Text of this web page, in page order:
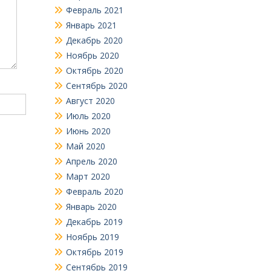
Февраль 2021
Январь 2021
Декабрь 2020
Ноябрь 2020
Октябрь 2020
Сентябрь 2020
Август 2020
Июль 2020
Июнь 2020
Май 2020
Апрель 2020
Март 2020
Февраль 2020
Январь 2020
Декабрь 2019
Ноябрь 2019
Октябрь 2019
Сентябрь 2019